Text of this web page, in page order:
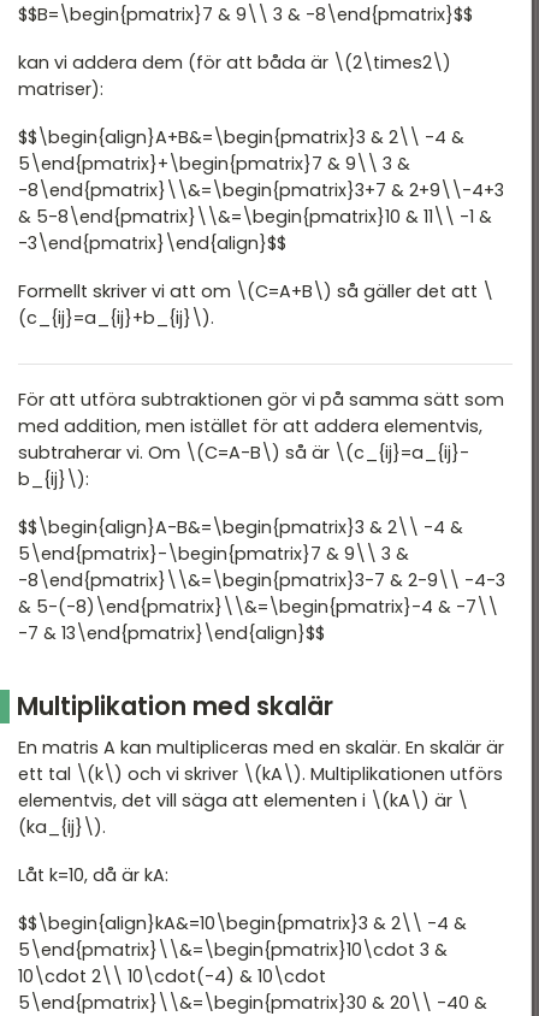
$$B=\begin{pmatrix}7 & 9\\ 3 & -8\end{pmatrix}$$
kan vi addera dem (för att båda är \(2\times2\)
matriser):
$$\begin{align}A+B&=\begin{pmatrix}3 & 2\\ -4 &
5\end{pmatrix}+\begin{pmatrix}7 & 9\\ 3 &
-8\end{pmatrix}\\&=\begin{pmatrix}3+7 & 2+9\\-4+3
& 5-8\end{pmatrix}\\&=\begin{pmatrix}10 & 11\\ -1 &
-3\end{pmatrix}\end{align}$$
Formellt skriver vi att om \(C=A+B\) så gäller det att \
(c_{ij}=a_{ij}+b_{ij}\).
För att utföra subtraktionen gör vi på samma sätt som
med addition, men istället för att addera elementvis,
subtraherar vi. Om \(C=A-B\) så är \(c_{ij}=a_{ij}-
b_{ij}\):
$$\begin{align}A-B&=\begin{pmatrix}3 & 2\\ -4 &
5\end{pmatrix}-\begin{pmatrix}7 & 9\\ 3 &
-8\end{pmatrix}\\&=\begin{pmatrix}3-7 & 2-9\\ -4-3
& 5-(-8)\end{pmatrix}\\&=\begin{pmatrix}-4 & -7\\
-7 & 13\end{pmatrix}\end{align}$$
Multiplikation med skalär
En matris A kan multipliceras med en skalär. En skalär är
ett tal \(k\) och vi skriver \(kA\). Multiplikationen utförs
elementvis, det vill säga att elementen i \(kA\) är \
(ka_{ij}\).
Låt k=10, då är kA:
$$\begin{align}kA&=10\begin{pmatrix}3 & 2\\ -4 &
5\end{pmatrix}\\&=\begin{pmatrix}10\cdot 3 &
10\cdot 2\\ 10\cdot(-4) & 10\cdot
5\end{pmatrix}\\&=\begin{pmatrix}30 & 20\\ -40 &